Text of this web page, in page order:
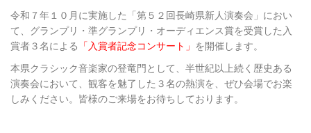
令和７年１０月に実施した「第５２回長崎県新人演奏会」におい
て、グランプリ・準グランプリ・オーディエンス賞を受賞した入
賞者３名による
「入賞者記念コンサート」 を開催します。
本県クラシック音楽家の登竜門として、半世紀以上続く歴史ある
演奏会において、観客を魅了した３名の熱演を、ぜひ会場でお楽
しみください。皆様のご来場をお待ちしております。